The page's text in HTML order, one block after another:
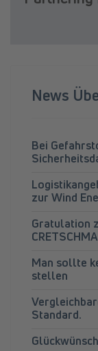
News
Bei
zur Wind
Gratulation
Man sollte
stellen
Standard.